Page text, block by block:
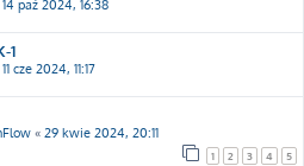
14 paź 2024, 16:38
1
11 cze 2024, 11:17
« 29 kwie 2024, 20:11
1 2 3 4 5